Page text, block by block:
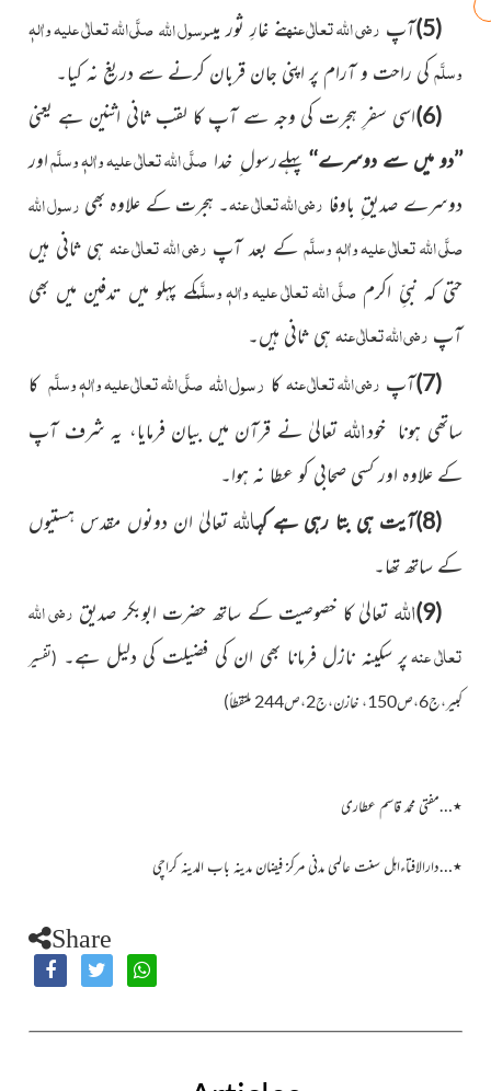
(5) آپ رضی اللہ تعالٰی عنہنے غارِ ثور میںرسولاللہصلَّی اللہ تعالٰی علیہ واٰلہٖ
وسلَّمکی راحت و آرام پر اپنی جان قربان کرنے سے دریغ نہ کیا۔
(6)
اسی سفرِ ہجرت کی وجہ سے آپ کا لقب ثانی اثنین ہے یعنی
’’دو میں سے دوسرے‘‘ پہلےرسول ِ خدا صلَّی اللہ تعالٰی علیہ واٰلہٖ وسلَّماور
دوسرے صدیق ِ باوفا رضی اللہ تعالٰی عنہ۔ ہجرت کے علاوہ بھی رسولاللہ
صلَّی اللہ تعالٰی علیہ واٰلہٖ وسلَّمکے بعد آپ رضی اللہ تعالٰی عنہہی ثانی ہیں
حتی کہ نبیِّ اکرم صلَّی اللہ تعالٰی علیہ واٰلہٖ وسلَّمکے پہلو میں تدفین میں بھی
آپ رضی اللہ تعالٰی عنہہی ثانی ہیں۔
(7)
آپ رضی اللہ تعالٰی عنہکا رسولاللہصلَّی اللہ تعالٰی علیہ واٰلہٖ وسلَّمکا
ساتھی ہونا خوداللہ تعالیٰ نے قرآن میں بیان فرمایا، یہ شرف آپ
کے علاوہ اور کسی صحابی کو عطا نہ ہوا۔
(8)آیت ہی بتا رہی ہے کہ
اللہتعالیٰ ان دونوں مقدس ہستیوں
کے ساتھ تھا۔
(
9) اللہ تعالیٰ کا خصوصیت کے ساتھ حضرت ابوبکر صدیق رضی اللہ
تعالٰی عنہپر سکینہ نازل فرمانا بھی ان کی فضیلت کی دلیل ہے۔ (تفسیر
کبیر،ج6،ص150، خازن،ج2،ص244 ملتقطاً)
٭…مفتی محمد قاسم عطاری
٭…دارالافتاءاہل سنت عالمی مدنی مرکز فیضان مدینہ باب المدینہ کراچی
Share